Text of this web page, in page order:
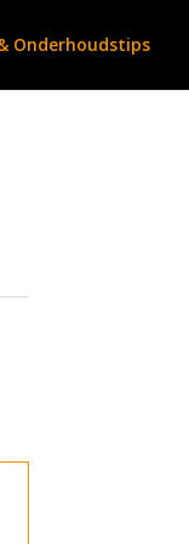
Onderhoudstips